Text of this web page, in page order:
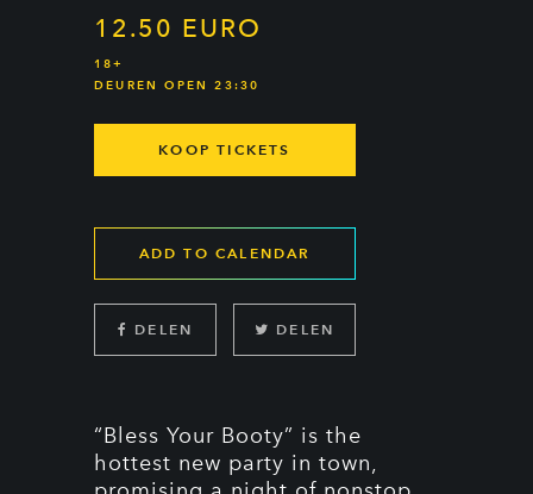
12.50 EURO
18+
DEUREN OPEN 23:30
KOOP TICKETS
ADD TO CALENDAR
DELEN DELEN
“Bless Your Booty” is the
hottest new party in town,